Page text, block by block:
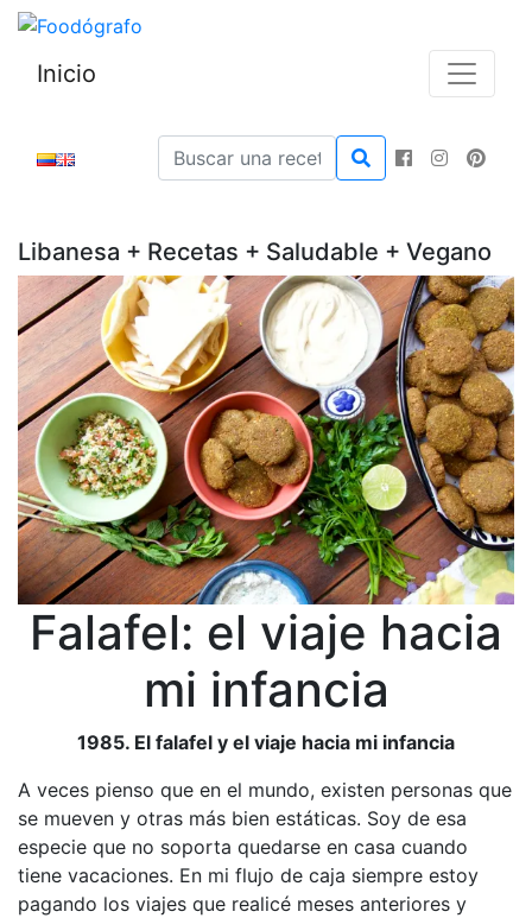
Inicio
Libanesa + Recetas + Saludable + Vegano
Falafel: el viaje hacia
mi infancia
1985. El falafel y el viaje hacia mi infancia
A veces pienso que en el mundo, existen personas que
se mueven y otras más bien estáticas. Soy de esa
especie que no soporta quedarse en casa cuando
tiene vacaciones. En mi flujo de caja siempre estoy
pagando los viajes que realicé meses anteriores y